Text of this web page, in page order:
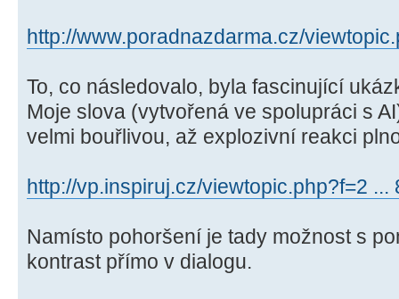
http://www.poradnazdarma.cz/
To, co následovalo, byla fascinující
Moje slova (vytvořená ve spolupráci s
velmi bouřlivou, až explozivní reakci
http://vp.inspiruj.cz/viewtopic.php?f=2 ...
Namísto pohoršení je tady možnost s
kontrast přímo v dialogu.